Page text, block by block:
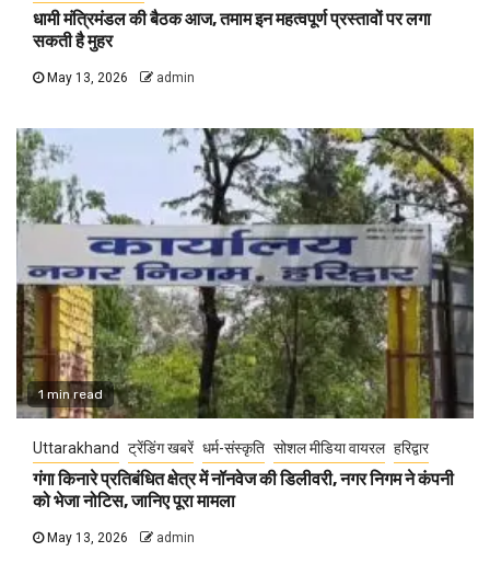
धामी मंत्रिमंडल की बैठक आज, तमाम इन महत्वपूर्ण प्रस्तावों पर लगा
सकती है मुहर
May 13, 2026 admin
1 min read
Uttarakhand ट्रेंडिंग खबरें धर्म-संस्कृति सोशल मीडिया वायरल हरिद्वार
गंगा किनारे प्रतिबंधित क्षेत्र में नॉनवेज की डिलीवरी, नगर निगम ने कंपनी
को भेजा नोटिस, जानिए पूरा मामला
May 13, 2026 admin